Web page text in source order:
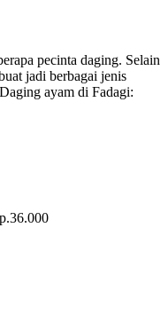
pecinta daging. Selain
jadi berbagai jenis
ayam di Fadagi: